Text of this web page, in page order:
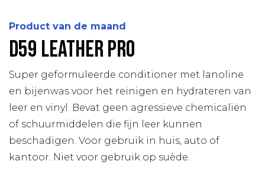
Product van de maand
D59 leather pro
Super geformuleerde conditioner met lanoline
en bijenwas voor het reinigen en hydrateren van
leer en vinyl. Bevat geen agressieve chemicaliën
of schuurmiddelen die fijn leer kunnen
beschadigen. Voor gebruik in huis, auto of
kantoor. Niet voor gebruik op suède.